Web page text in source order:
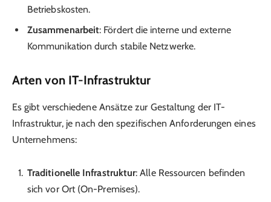
Betriebskosten.
Zusammenarbeit: Fördert die interne und externe
Kommunikation durch stabile Netzwerke.
Arten von IT-Infrastruktur
Es gibt verschiedene Ansätze zur Gestaltung der IT-
Infrastruktur, je nach den spezifischen Anforderungen eines
Unternehmens:
Traditionelle Infrastruktur: Alle Ressourcen befinden
sich vor Ort (On-Premises).